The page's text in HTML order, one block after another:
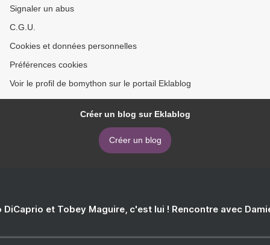
Signaler un abus
C.G.U.
Cookies et données personnelles
Préférences cookies
Voir le profil de bomython sur le portail Eklablog
Créer un blog sur Eklablog
Créer un blog
DiCaprio et Tobey Maguire, c'est lui ! Rencontre avec